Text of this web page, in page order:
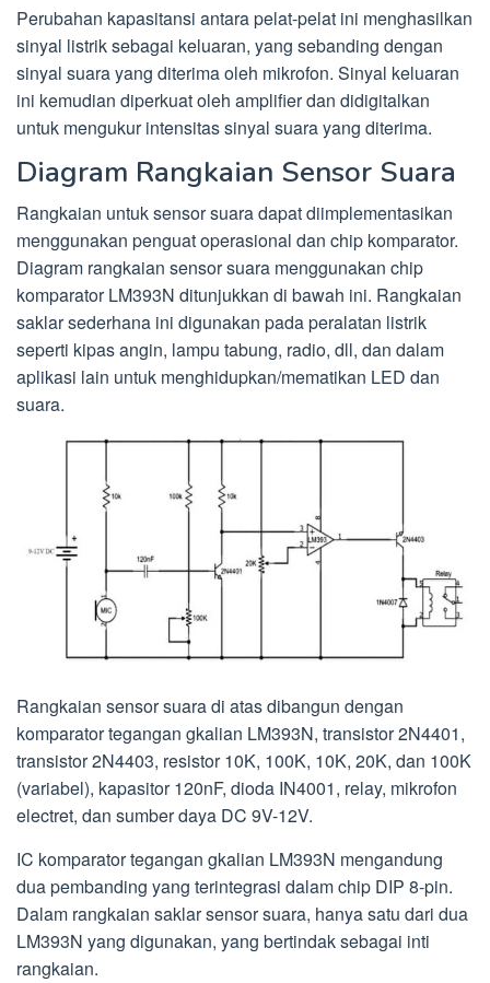
Perubahan kapasitansi antara pelat-pelat ini menghasilkan
sinyal listrik sebagai keluaran, yang sebanding dengan
sinyal suara yang diterima oleh mikrofon. Sinyal keluaran
ini kemudian diperkuat oleh amplifier dan didigitalkan
untuk mengukur intensitas sinyal suara yang diterima.
Diagram Rangkaian Sensor Suara
Rangkaian untuk sensor suara dapat diimplementasikan
menggunakan penguat operasional dan chip komparator.
Diagram rangkaian sensor suara menggunakan chip
komparator LM393N ditunjukkan di bawah ini. Rangkaian
saklar sederhana ini digunakan pada peralatan listrik
seperti kipas angin, lampu tabung, radio, dll, dan dalam
aplikasi lain untuk menghidupkan/mematikan LED dan
suara.
Rangkaian sensor suara di atas dibangun dengan
komparator tegangan gkalian LM393N, transistor 2N4401,
transistor 2N4403, resistor 10K, 100K, 10K, 20K, dan 100K
(variabel), kapasitor 120nF, dioda IN4001, relay, mikrofon
electret, dan sumber daya DC 9V-12V.
IC komparator tegangan gkalian LM393N mengandung
dua pembanding yang terintegrasi dalam chip DIP 8-pin.
Dalam rangkaian saklar sensor suara, hanya satu dari dua
LM393N yang digunakan, yang bertindak sebagai inti
rangkaian.